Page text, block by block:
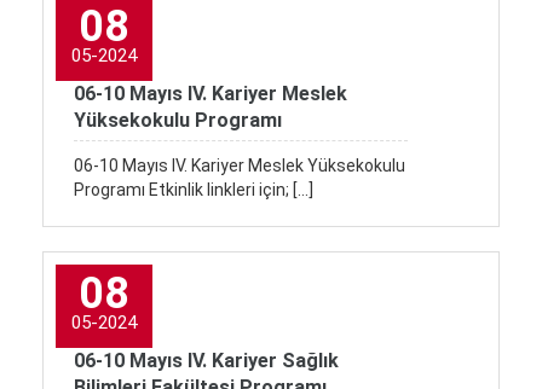
08
05-2024
06-10 Mayıs IV. Kariyer Meslek
Yüksekokulu Programı
06-10 Mayıs IV. Kariyer Meslek Yüksekokulu
Programı Etkinlik linkleri için; […]
08
05-2024
06-10 Mayıs IV. Kariyer Sağlık